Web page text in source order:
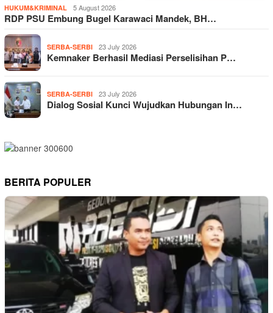
HUKUM&KRIMINAL 5 August 2026
RDP PSU Embung Bugel Karawaci Mandek, BH…
SERBA-SERBI 23 July 2026
Kemnaker Berhasil Mediasi Perselisihan P…
SERBA-SERBI 23 July 2026
Dialog Sosial Kunci Wujudkan Hubungan In…
BERITA POPULER